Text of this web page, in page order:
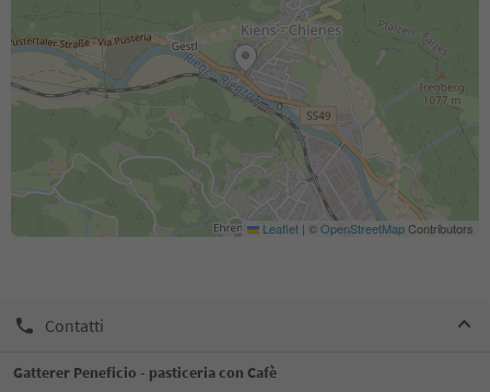
Leaflet | ©OpenStreetMapContributors
Contatti
Gatterer Peneficio - pasticeria con Cafè